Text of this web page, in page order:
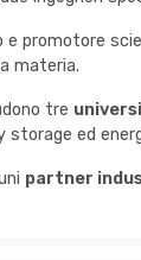
e promotore
materia.
tre
storage ed
partner